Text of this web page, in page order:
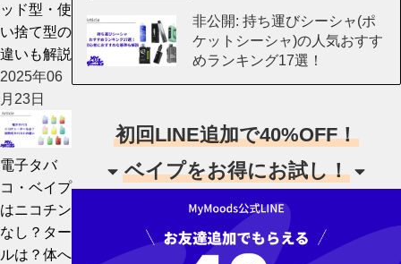
ッド型・使
い捨て型の
違いも解説
2025年06
月23日
電子タバ
コ・ベイプ
はニコチン
なし？ター
ルは？体へ
非公開: 持ち運びシーシャ(ポ
ケットシーシャ)の人気おすす
めランキング17選！
初回LINE追加で40%OFF！
ベイプをお得にお試し！